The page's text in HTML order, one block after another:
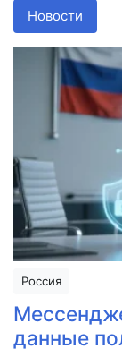
Новости
Россия
данные